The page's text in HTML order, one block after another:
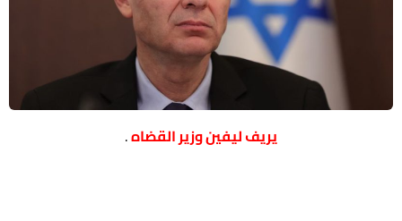
يريف ليفين وزير القضاه.